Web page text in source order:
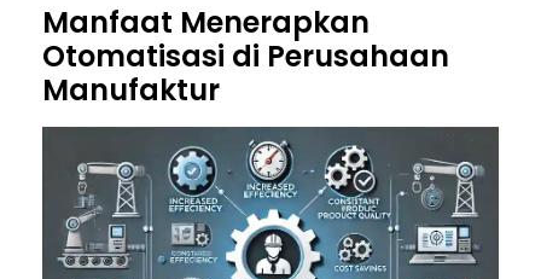
Manfaat Menerapkan
Otomatisasi di Perusahaan
Manufaktur